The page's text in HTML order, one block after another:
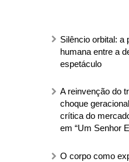
Silêncio orbital: a
humana entre a
espetáculo
A reinvenção do
choque
crítica do
em “Um Senhor
O corpo como